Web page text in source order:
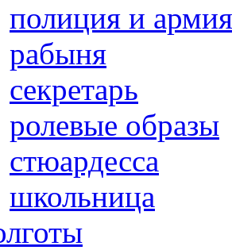
полиция и армия
рабыня
секретарь
ролевые образы
стюардесса
школьница